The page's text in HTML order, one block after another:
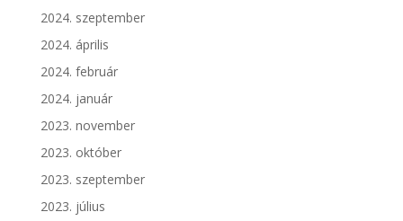
2024. szeptember
2024. április
2024. február
2024. január
2023. november
2023. október
2023. szeptember
2023. július